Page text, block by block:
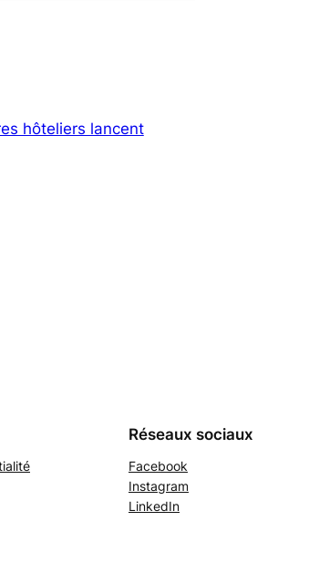
hôteliers lancent
Réseaux sociaux
Facebook
Instagram
LinkedIn